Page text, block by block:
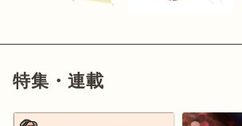
特集・連載